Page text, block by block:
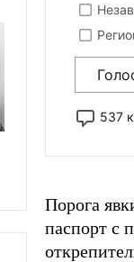
537
Порога
паспорт с